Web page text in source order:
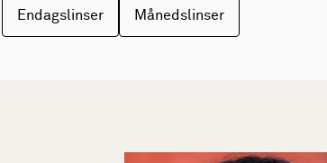
Endagslinser Månedslinser